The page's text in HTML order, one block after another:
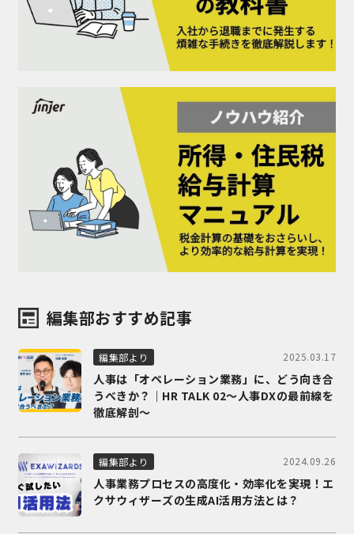
編集部おすすめ記事
編集部より 2025.03.17
人事は「オペレーション業務」に、どう向き合
うべきか？｜HR TALK 02～人事DXの最前線を
徹底解剖～
編集部より 2024.09.26
人事業務プロセスの高度化・効率化を実現！エ
クサウィザーズの生成AI活用方法とは？